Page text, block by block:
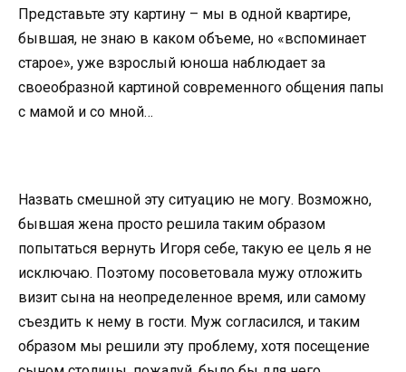
Представьте эту картину – мы в одной квартире,
бывшая, не знаю в каком объеме, но «вспоминает
старое», уже взрослый юноша наблюдает за
своеобразной картиной современного общения папы
с мамой и со мной…
Назвать смешной эту ситуацию не могу. Возможно,
бывшая жена просто решила таким образом
попытаться вернуть Игоря себе, такую ее цель я не
исключаю. Поэтому посоветовала мужу отложить
визит сына на неопределенное время, или самому
съездить к нему в гости. Муж согласился, и таким
образом мы решили эту проблему, хотя посещение